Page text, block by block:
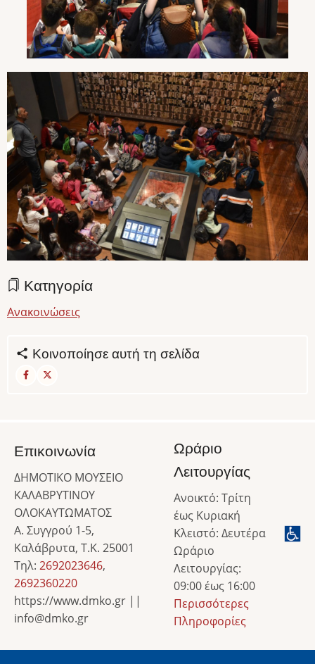
Κατηγορία
Ανακοινώσεις
Κοινοποίησε αυτή τη σελίδα
Επικοινωνία
ΔΗΜΟΤΙΚΟ ΜΟΥΣΕΙΟ
ΚΑΛΑΒΡΥΤΙΝΟΥ
ΟΛΟΚΑΥΤΩΜΑΤΟΣ
Α. Συγγρού 1-5,
Καλάβρυτα, Τ.Κ. 25001
Τηλ: 2692023646,
2692360220
https://www.dmko.gr ||
info@dmko.gr
Ωράριο
Λειτουργίας
Ανοικτό: Τρίτη
έως Κυριακή
Κλειστό: Δευτέρα
Ωράριο
Λειτουργίας:
09:00 έως 16:00
Περισσότερες
Πληροφορίες